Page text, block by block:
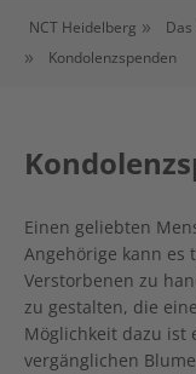
NCT Heidelberg Das
Kondolenzspenden
Einen geliebten
Angehörige kann es
Verstorbenen zu
zu gestalten, die
Möglichkeit dazu ist
vergänglichen